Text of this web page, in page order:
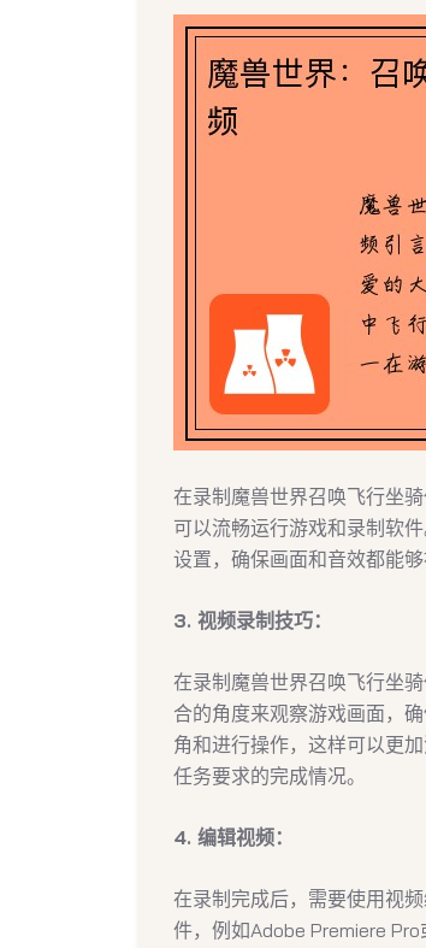
在录制魔兽世界召唤飞行坐
可以流畅运行游戏和录制软
设置，确保画面和音效都能够
3. 视频录制技巧：
在录制魔兽世界召唤飞行坐
合的角度来观察游戏画面，
角和进行操作，这样可以更
任务要求的完成情况。
4. 编辑视频：
在录制完成后，需要使用视
件，例如Adobe Premiere